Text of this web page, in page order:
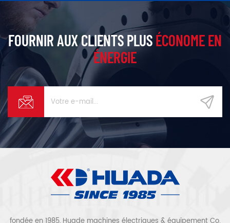
FOURNIR AUX CLIENTS PLUSÉCONOME EN
ÉNERGIE